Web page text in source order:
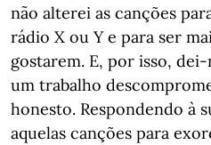
não alterei as canções
rádio X ou Y e para ser
gostarem. E, por isso,
um trabalho
honesto. Respondendo à
aquelas canções para